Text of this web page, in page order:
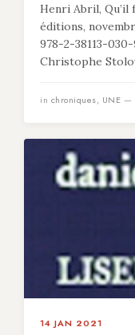
Henri Abril, Qu’il
éditions,
978-2-38113-
Christophe
in chroniques, UNE —
14 JAN 2021